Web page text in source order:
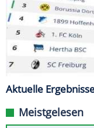
Aktuelle
Meistgelesen